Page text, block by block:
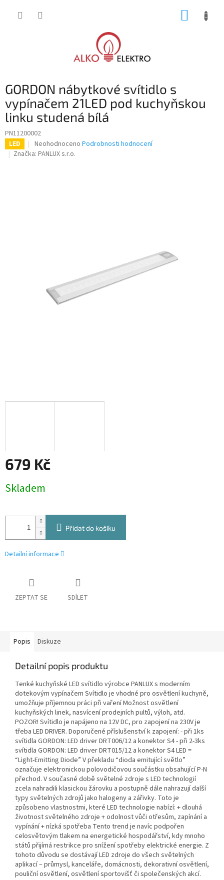
GORDON nábytkové svítidlo s
vypínačem 21LED pod kuchyňskou
linku studená bílá
PN11200002
LED
Průměrné
hodnocení
Neohodnoceno Podrobnosti hodnocení
Značka: PANLUX s.r.o.
679 Kč
cena:
Skladem
Přidat do košíku
Detailní informace
ZEPTAT SE SDÍLET
Popis Diskuze
Detailní popis produktu
Tenké kuchyňské LED svítidlo výrobce PANLUX s moderním
dotekovým vypínačem Svítidlo je vhodné pro osvětlení kuchyně,
umožňuje příjemnou práci při vaření Možnost osvětlení
kuchyňských linek, nasvícení prodejních pultů, výloh, atd.
POZOR! Svítidlo je napájeno na 12V DC, pro zapojení na 230V je
třeba LED DRIVER. Doporučené příslušenství k zapojení: - při 1ks
svítidla GORDON: LED driver DRT006/12 a konektor S4 - při 2-3ks
svítidla GORDON: LED driver DRT015/12 a konektor S4 LED =
“Light-Emitting Diode” V překladu “dioda emitující světlo”
označuje elektronickou polovodičovou součástku obsahující P-N
přechod. V současné době světelné zdroje s LED technologií
zcela nahradili klasickou žárovku a postupně dále nahrazují další
typy světelných zdrojů jako halogeny a zářivky. Toto je
způsobeno vlastnostmi, které LED technologie nabízí: + dlouhá
životnost světelného zdroje + odolnost vůči otřesům, zapínání a
vypínání + nízká spotřeba Tento trend je navíc podpořen
celosvětovým tlakem na energetické hospodářství, kdy mnoho
států přijímá restrikce pro snížení spotřeby elektrické energie. Z
tohoto důvodu se dostávají LED zdroje do všech světelných
aplikací – průmysl, kanceláře, domácnosti, dekorativní osvětlení,
pouliční osvětlení, osvětlení sportovišť či společenských akcí.